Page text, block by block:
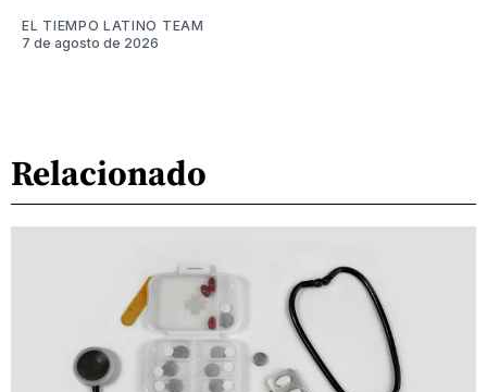
EL TIEMPO LATINO TEAM
7 de agosto de 2026
Relacionado